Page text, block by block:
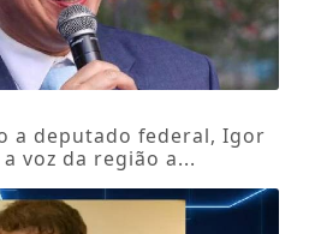
a deputado federal, Igor
voz da região a...